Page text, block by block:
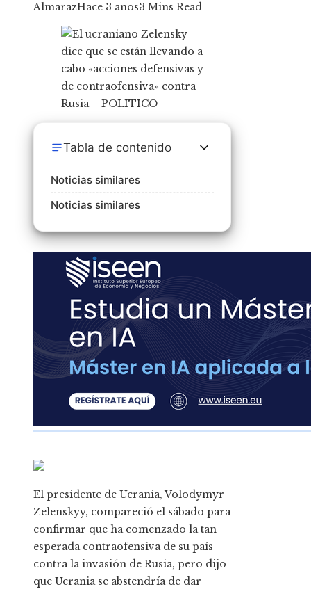
AlmarazHace 3 años3 Mins Read
Tabla de contenido
Noticias similares
Noticias similares
El presidente de Ucrania, Volodymyr
Zelenskyy, compareció el sábado para
confirmar que ha comenzado la tan
esperada contraofensiva de su país
contra la invasión de Rusia, pero dijo
que Ucrania se abstendría de dar